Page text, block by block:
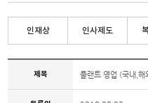
인재상 인사제도
제목 플랜트 영업 (국내,해